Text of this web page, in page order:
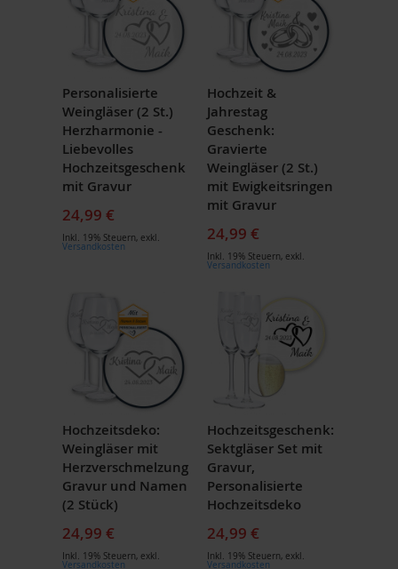
Personalisierte
Weingläser (2 St.)
Herzharmonie -
Liebevolles
Hochzeitsgeschenk
mit Gravur
24,99 €
Inkl. 19% Steuern, exkl.
Versandkosten
Hochzeit &
Jahrestag
Geschenk:
Gravierte
Weingläser (2 St.)
mit Ewigkeitsringen
mit Gravur
24,99 €
Inkl. 19% Steuern, exkl.
Versandkosten
Hochzeitsdeko:
Weingläser mit
Herzverschmelzung
Gravur und Namen
(2 Stück)
24,99 €
Inkl. 19% Steuern, exkl.
Versandkosten
Hochzeitsgeschenk:
Sektgläser Set mit
Gravur,
Personalisierte
Hochzeitsdeko
24,99 €
Inkl. 19% Steuern, exkl.
Versandkosten